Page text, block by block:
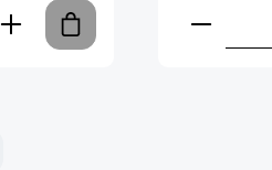
Gib den